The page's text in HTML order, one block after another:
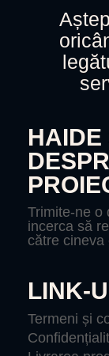
HAIDE
Trimite-ne o
incerca să
către
LINK-
Termeni și